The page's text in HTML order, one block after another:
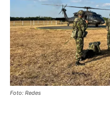
Foto: Redes